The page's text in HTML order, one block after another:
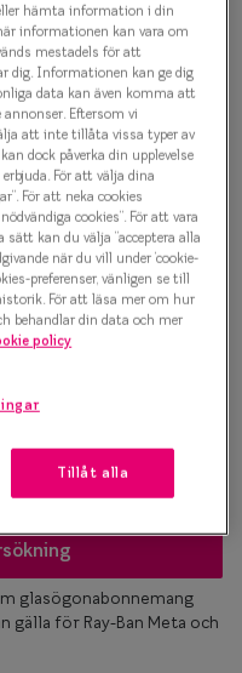
Olika
Taberg
vår Storleksguide
glasögonabonnemang
gälla för Ray-Ban Meta och
hämta information i din
informationen kan vara om
mestadels för att
dig. Informationen kan ge dig
data kan även komma att
Eftersom vi
att inte tillåta vissa typer av
dock påverka din upplevelse
För att välja dina
För att neka cookies
cookies”. För att vara
kan du välja ”acceptera alla
när du vill under ’cookie-
preferenser, vänligen se till
För att läsa mer om hur
behandlar din data och mer
policy
Tillåt alla